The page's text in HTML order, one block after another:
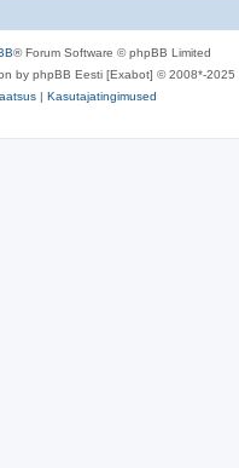
® Forum Software © phpBB Limited
by phpBB Eesti [Exabot] © 2008*-2025
| Kasutajatingimused